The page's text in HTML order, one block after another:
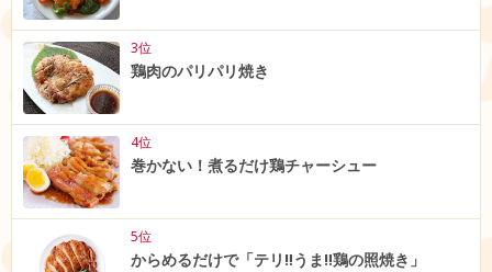
3位
鶏肉のパリパリ焼き
4位
巻かない！煮るだけ鶏チャーシュー
5位
からめるだけで「テリ‼うま‼鶏の照焼き」